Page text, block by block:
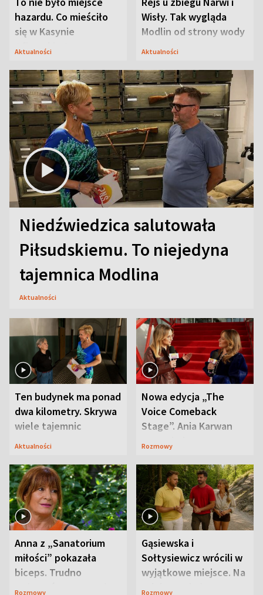
hazardu. Co mieściło
się w Kasynie
Oficerskim?
Aktualności
Wisły. Tak wygląda
Modlin od strony wody
Aktualności
Niedźwiedzica salutowała
Piłsudskiemu. To niejedyna
tajemnica Modlina
Aktualności
Ten budynek ma ponad
dwa kilometry. Skrywa
wiele tajemnic
Aktualności
Nowa edycja „The
Voice Comeback
Stage”. Ania Karwan
zapowiada
Rozmowy
Anna z „Sanatorium
miłości” pokazała
biceps. Trudno
uwierzyć, co przeszła
Rozmowy
Gąsiewska i
Sołtysiewicz wrócili w
wyjątkowe miejsce. Na
szlaku czekał
Rozmowy